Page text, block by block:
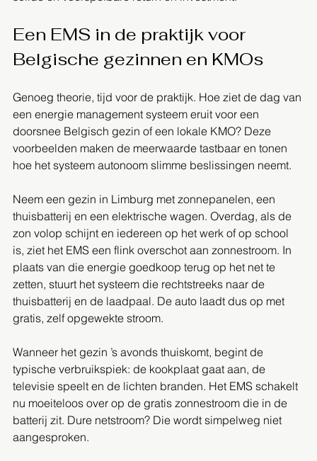
Een EMS in de praktijk voor
Belgische gezinnen en KMOs
Genoeg theorie, tijd voor de praktijk. Hoe ziet de dag van
een energie management systeem eruit voor een
doorsnee Belgisch gezin of een lokale KMO? Deze
voorbeelden maken de meerwaarde tastbaar en tonen
hoe het systeem autonoom slimme beslissingen neemt.
Neem een gezin in Limburg met zonnepanelen, een
thuisbatterij en een elektrische wagen. Overdag, als de
zon volop schijnt en iedereen op het werk of op school
is, ziet het EMS een flink overschot aan zonnestroom. In
plaats van die energie goedkoop terug op het net te
zetten, stuurt het systeem die rechtstreeks naar de
thuisbatterij en de laadpaal. De auto laadt dus op met
gratis, zelf opgewekte stroom.
Wanneer het gezin ’s avonds thuiskomt, begint de
typische verbruikspiek: de kookplaat gaat aan, de
televisie speelt en de lichten branden. Het EMS schakelt
nu moeiteloos over op de gratis zonnestroom die in de
batterij zit. Dure netstroom? Die wordt simpelweg niet
aangesproken.